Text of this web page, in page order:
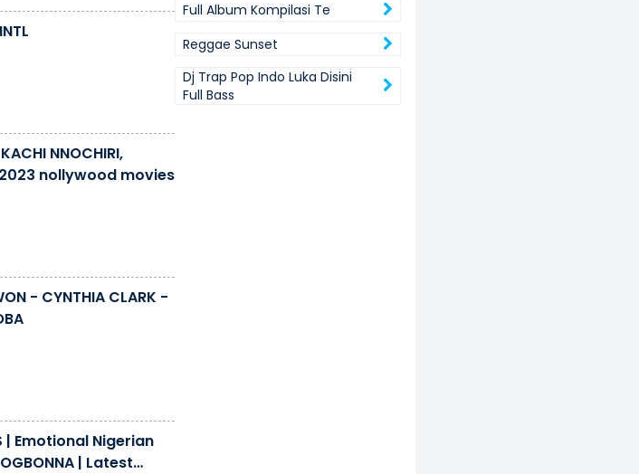
NNOCHIRI,
2023 nollywood movies
- CYNTHIA CLARK -
| Emotional Nigerian
| Latest
Full Album Kompilasi Te
Reggae Sunset
Dj Trap Pop Indo Luka Disini
Full Bass